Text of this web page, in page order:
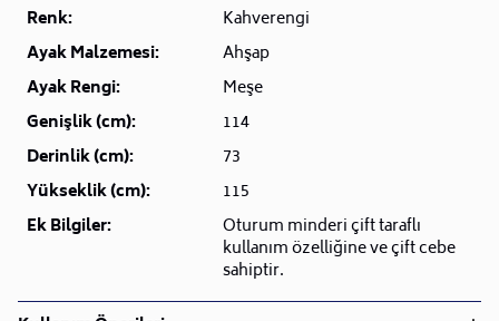
Renk:
Kahverengi
Ayak Malzemesi:
Ahşap
Ayak Rengi:
Meşe
Genişlik (cm):
114
Derinlik (cm):
73
Yükseklik (cm):
115
Ek Bilgiler:
Oturum minderi çift taraflı
kullanım özelliğine ve çift cebe
sahiptir.